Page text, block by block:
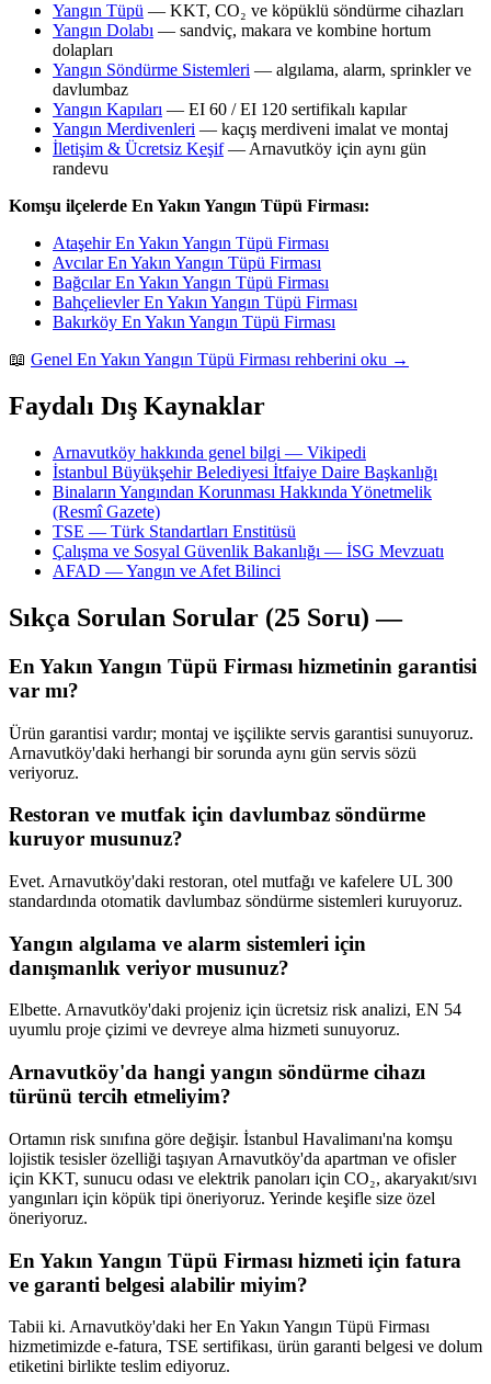
Yangın Tüpü — KKT, CO₂ ve köpüklü söndürme cihazları
Yangın Dolabı — sandviç, makara ve kombine hortum
dolapları
Yangın Söndürme Sistemleri — algılama, alarm, sprinkler ve
davlumbaz
Yangın Kapıları — EI 60 / EI 120 sertifikalı kapılar
Yangın Merdivenleri — kaçış merdiveni imalat ve montaj
İletişim & Ücretsiz Keşif— Arnavutköy için aynı gün
randevu
Komşu ilçelerde En Yakın Yangın Tüpü Firması:
Ataşehir En Yakın Yangın Tüpü Firması
Avcılar En Yakın Yangın Tüpü Firması
Bağcılar En Yakın Yangın Tüpü Firması
Bahçelievler En Yakın Yangın Tüpü Firması
Bakırköy En Yakın Yangın Tüpü Firması
📖 Genel En Yakın Yangın Tüpü Firması rehberini oku →
Faydalı Dış Kaynaklar
Arnavutköy hakkında genel bilgi — Vikipedi
İstanbul Büyükşehir Belediyesi İtfaiye Daire Başkanlığı
Binaların Yangından Korunması Hakkında Yönetmelik
(Resmî Gazete)
TSE — Türk Standartları Enstitüsü
Çalışma ve Sosyal Güvenlik Bakanlığı — İSG Mevzuatı
AFAD — Yangın ve Afet Bilinci
Sıkça Sorulan Sorular (25 Soru) —
En Yakın Yangın Tüpü Firması hizmetinin garantisi
var mı?
Ürün garantisi vardır; montaj ve işçilikte servis garantisi sunuyoruz.
Arnavutköy'daki herhangi bir sorunda aynı gün servis sözü
veriyoruz.
Restoran ve mutfak için davlumbaz söndürme
kuruyor musunuz?
Evet. Arnavutköy'daki restoran, otel mutfağı ve kafelere UL 300
standardında otomatik davlumbaz söndürme sistemleri kuruyoruz.
Yangın algılama ve alarm sistemleri için
danışmanlık veriyor musunuz?
Elbette. Arnavutköy'daki projeniz için ücretsiz risk analizi, EN 54
uyumlu proje çizimi ve devreye alma hizmeti sunuyoruz.
Arnavutköy'da hangi yangın söndürme cihazı
türünü tercih etmeliyim?
Ortamın risk sınıfına göre değişir. İstanbul Havalimanı'na komşu
lojistik tesisler özelliği taşıyan Arnavutköy'da apartman ve ofisler
için KKT, sunucu odası ve elektrik panoları için CO₂, akaryakıt/sıvı
yangınları için köpük tipi öneriyoruz. Yerinde keşifle size özel
öneriyoruz.
En Yakın Yangın Tüpü Firması hizmeti için fatura
ve garanti belgesi alabilir miyim?
Tabii ki. Arnavutköy'daki her En Yakın Yangın Tüpü Firması
hizmetimizde e-fatura, TSE sertifikası, ürün garanti belgesi ve dolum
etiketini birlikte teslim ediyoruz.